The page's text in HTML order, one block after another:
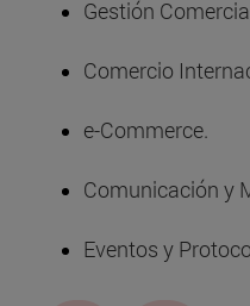
Gestión
Comercio
e-Commerce.
Comunicación y
Eventos y